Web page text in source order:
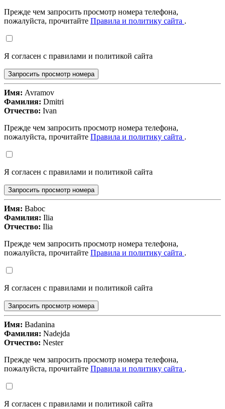
Прежде чем запросить просмотр номера телефона,
пожалуйста, прочитайте Правила и политику сайта .
Я согласен с правилами и политикой сайта
Запросить просмотр номера
Имя: Avramov
Фамилия: Dmitri
Отчество: Ivan
Прежде чем запросить просмотр номера телефона,
пожалуйста, прочитайте Правила и политику сайта .
Я согласен с правилами и политикой сайта
Запросить просмотр номера
Имя: Baboc
Фамилия: Ilia
Отчество: Ilia
Прежде чем запросить просмотр номера телефона,
пожалуйста, прочитайте Правила и политику сайта .
Я согласен с правилами и политикой сайта
Запросить просмотр номера
Имя: Badanina
Фамилия: Nadejda
Отчество: Nester
Прежде чем запросить просмотр номера телефона,
пожалуйста, прочитайте Правила и политику сайта .
Я согласен с правилами и политикой сайта